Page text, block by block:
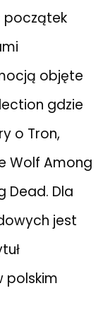
początek
objęte
gdzie
o Tron,
Wolf Among
Dead. Dla
jest
polskim